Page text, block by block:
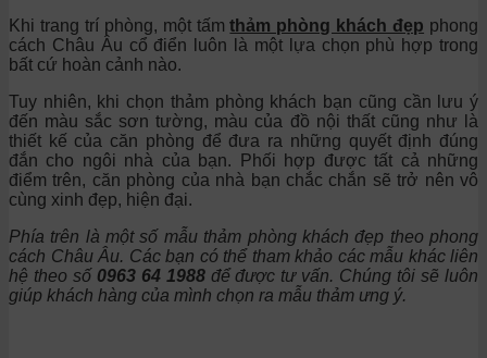
Khi trang trí phòng, một tấmthảm phòng khách đẹp phong
cách Châu Âu cổ điển luôn là một lựa chọn phù hợp trong
bất cứ hoàn cảnh nào.
Tuy nhiên, khi chọn thảm phòng khách bạn cũng cần lưu ý
đến màu sắc sơn tường, màu của đồ nội thất cũng như là
thiết kế của căn phòng để đưa ra những quyết định đúng
đắn cho ngôi nhà của bạn. Phối hợp được tất cả những
điểm trên, căn phòng của nhà bạn chắc chắn sẽ trở nên vô
cùng xinh đẹp, hiện đại.
Phía trên là một số mẫu thảm phòng khách đẹp theo phong
cách Châu Âu. Các bạn có thể tham khảo các mẫu khácliên
hệ theo số 0963 64 1988để được tư vấn. Chúng tôi sẽ luôn
giúp khách hàng của mình chọn ra mẫu thảm ưng ý.